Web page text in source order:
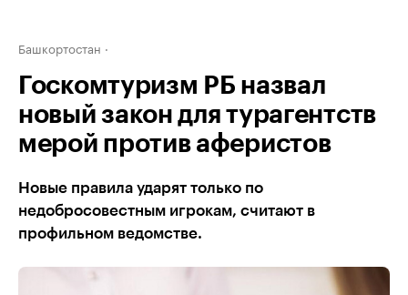
Башкортостан
Госкомтуризм РБ назвал
новый закон для турагентств
мерой против аферистов
Новые правила ударят только по
недобросовестным игрокам, считают в
профильном ведомстве.